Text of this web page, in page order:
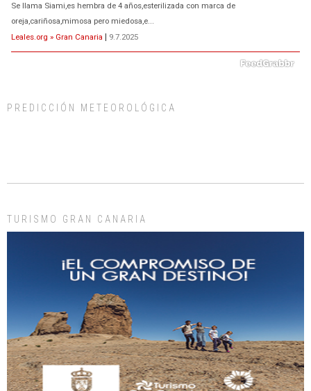
Se llama Siami,es hembra de 4 años,esterilizada con marca de
oreja,cariñosa,mimosa pero miedosa,e...
Leales.org » Gran Canaria
9.7.2025
días, ella incluida...
Gato manso encontrado
Este gato macho ha aparecido en la calle hace menos de un mes, es muy
manso y extremadamente cari...
Leales.org » Gran Canaria | 9.7.2025
PREDICCIÓN METEOROLÓGICA
TURISMO GRAN CANARIA